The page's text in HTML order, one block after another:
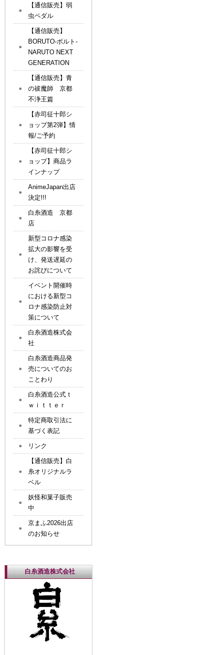
【通信販売】弱
虫ペダル
【通信販売】
BORUTO-ボルト-
NARUTO NEXT
GENERATION
【通信販売】青
の祓魔師 京都
不浄王篇
【赤司征十郎シ
ョップ第2弾】情
報/ご予約
【赤司征十郎シ
ョップ】商品ラ
インナップ
AnimeJapan出店
決定!!!
白糸酒造 京都
店
新型コロナ感染
拡大の影響を受
け、発送遅延の
お詫びについて
イベント開催時
における新型コ
ロナ感染防止対
策について
白糸酒造株式会
社
白糸酒造商品発
売についてのお
ことわり
白糸酒造公式ｔ
ｗｉｔｔｅｒ
特定商取引法に
基づく表記
リンク
【通信販売】白
糸オリジナルラ
ベル
妖怪和菓子販売
中
京まふ2026出店
のお知らせ
白糸酒造株式会社